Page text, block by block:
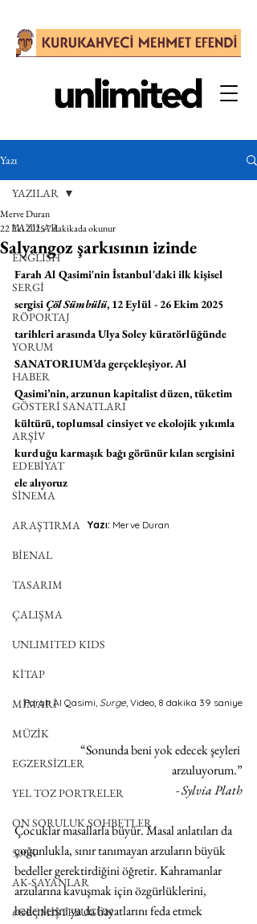
Yazı
YAZILAR
ENGLISH
SERGİ
RÖPORTAJ
YORUM
HABER
GÖSTERİ SANATLARI
ARŞİV
EDEBİYAT
SİNEMA
ARAŞTIRMA
BİENAL
TASARIM
ÇALIŞMA
UNLIMITED KIDS
KİTAP
MİMARİ
MÜZİK
EGZERSİZLER
YEL TOZ PORTRELER
ON SORULUK SOHBETLER
500K
AK-SAYANLAR
#GEÇMİŞTEBUGÜN
YAZILAR
Salyangoz şarkısının izinde
Merve Duran
22 Eki 20257 dakikada okunur
Farah Al Qasimi'nin İstanbul'daki ilk kişisel
sergisi Çöl Sümbülü, 12 Eylül - 26 Ekim 2025
tarihleri arasında Ulya Soley küratörlüğünde
SANATORIUM’da gerçekleşiyor. Al
Qasimi’nin, arzunun kapitalist düzen, tüketim
kültürü, toplumsal cinsiyet ve ekolojik yıkımla
kurduğu karmaşık bağı görünür kılan sergisini
ele alıyoruz
Yazı: Merve Duran
Farah Al Qasimi, Surge, Video, 8 dakika 39 saniye
“Sonunda beni yok edecek şeyleri
arzuluyorum.”
- Sylvia Plath
Çocuklar masallarla büyür. Masal anlatıları da
çoğunlukla, sınır tanımayan arzuların büyük
bedeller gerektirdiğini öğretir. Kahramanlar
arzularına kavuşmak için özgürlüklerini,
bedenlerini ya da hayatlarını feda etmek